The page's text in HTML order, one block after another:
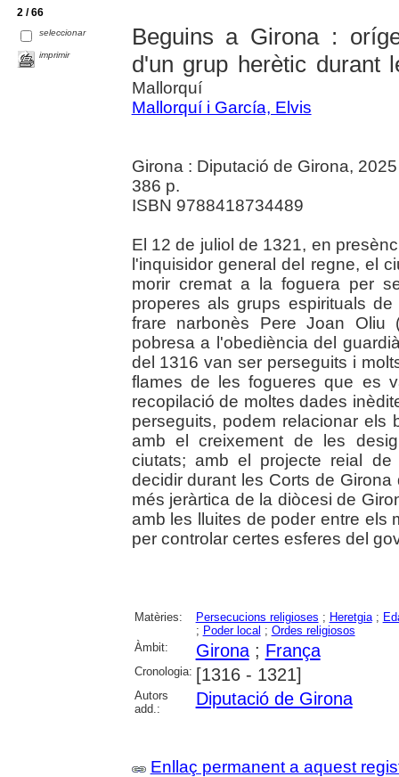
2 / 66
seleccionar
imprimir
Beguins a Girona :
d'un grup herètic durant
Mallorquí
Mallorquí i García, Elvis
Girona : Diputació de Girona, 2025
386 p.
ISBN 9788418734489
El 12 de juliol de 1321, en
l'inquisidor general del regne, el
morir cremat a la foguera per
properes als grups espirituals
frare narbonès Pere Joan Oliu
pobresa a l'obediència del
del 1316 van ser perseguits i
flames de les fogueres que es
recopilació de moltes dades
perseguits, podem relacionar els
amb el creixement de les
ciutats; amb el projecte reial
decidir durant les Corts de
més jeràrtica de la diòcesi de
amb les lluites de poder entre els
per controlar certes esferes del
Matèries: Persecucions religioses ; Heretgia;
; Poder local ; Ordes religiosos
Àmbit:
Girona; França
Cronologia: [1316 - 1321]
Autors
add.:
Diputació de Girona
Enllaç permanent a aquest